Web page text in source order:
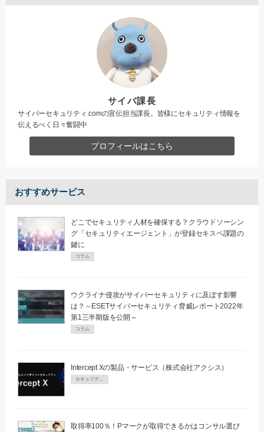
サイバ課長
サイバーセキュリティ.comの宣伝担当課長。皆様にセキュリティ情報を
伝えるべく日々奮闘中
プロフィールはこちら
おすすめサービス
どこでセキュリティ人材を確保する？クラウドソーシン
グ「セキュリティエージェント」が登録セキスペ課題の
鍵に
コラム
ウクライナ侵攻がサイバーセキュリティに及ぼす影響
は？～ESETサイバーセキュリティ脅威レポート2022年
第1三半期版を公開～
コラム
Intercept Xの製品・サービス（株式会社アクシス）
取得率100％！Pマークが取得できるかはコンサル選び